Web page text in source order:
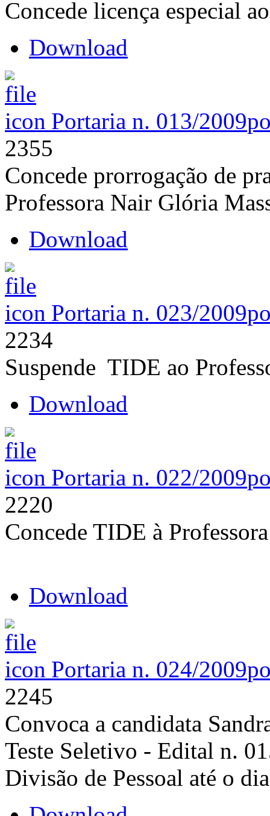
Concede licença especial
Download
Portaria n. 013/2009
2355
Concede prorrogação de
Professora Nair Glória
Download
Portaria n. 023/2009
2234
Suspende TIDE ao
Download
Portaria n. 022/2009
2220
Concede TIDE à
Download
Portaria n. 024/2009
2245
Convoca a candidata
Teste Seletivo - Edital n.
Divisão de Pessoal até o